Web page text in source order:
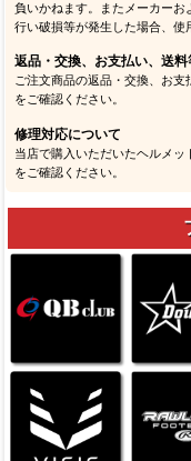
負いかねます。またメーカー
行い破損等が発生した場合、使
返品・交換、お支払い、送料
ご注文商品の返品・交換、お
をご確認ください。
修理対応について
当店で購入いただいたヘルメ
をご確認ください。